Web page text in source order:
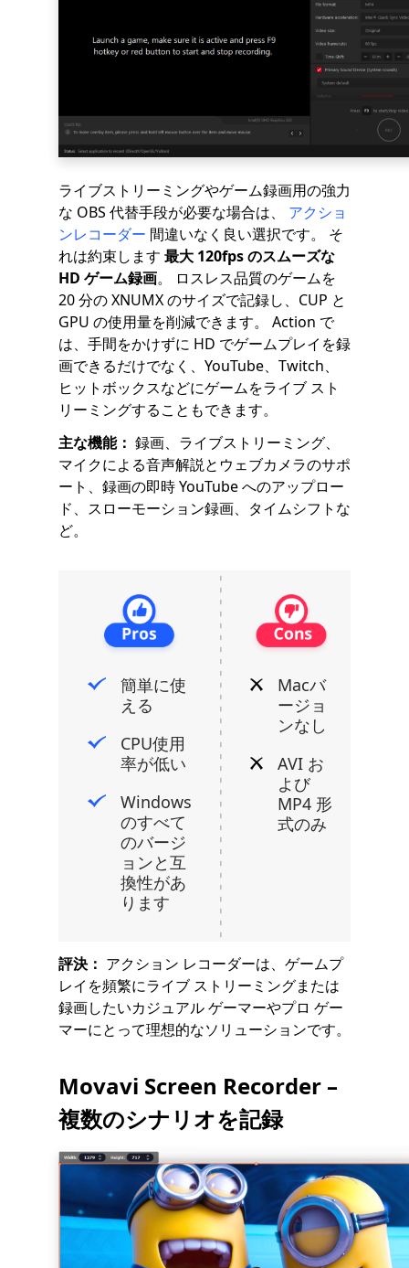
ライブストリーミングやゲーム録画用の強力
な OBS 代替手段が必要な場合は、 アクショ
ンレコーダー 間違いなく良い選択です。 そ
れは約束します 最大 120fps のスムーズな
HD ゲーム録画。 ロスレス品質のゲームを
20 分の XNUMX のサイズで記録し、CUP と
GPU の使用量を削減できます。 Action で
は、手間をかけずに HD でゲームプレイを録
画できるだけでなく、YouTube、Twitch、
ヒットボックスなどにゲームをライブ スト
リーミングすることもできます。
主な機能： 録画、ライブストリーミング、
マイクによる音声解説とウェブカメラのサポ
ート、録画の即時 YouTube へのアップロー
ド、スローモーション録画、タイムシフトな
ど。
簡単に使
える
CPU使用
率が低い
Windows
のすべて
のバージ
ョンと互
換性があ
ります
Macバ
ージョ
ンなし
AVI お
よび
MP4 形
式のみ
評決： アクション レコーダーは、ゲームプ
レイを頻繁にライブ ストリーミングまたは
録画したいカジュアル ゲーマーやプロ ゲー
マーにとって理想的なソリューションです。
Movavi Screen Recorder –
複数のシナリオを記録